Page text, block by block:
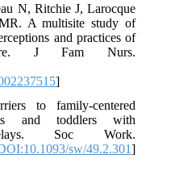
N, Ritchie J, Larocque
MR. A multisite study of
and practices of
care. J Fam Nurs.
to family-centered
and toddlers with
delays. Soc Work.
DOI:10.1093/sw/49.2.301